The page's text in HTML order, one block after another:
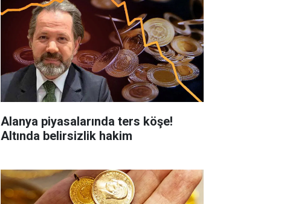
Alanya piyasalarında ters köşe!
Altında belirsizlik hakim